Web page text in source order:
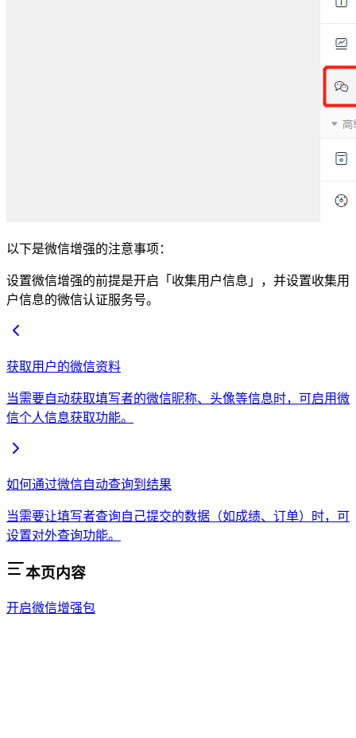
以下是微信增强的注意事项：
设置微信增强的前提是开启「收集用户信息」，并设置收集用
户信息的微信认证服务号。
获取用户的微信资料
当需要自动获取填写者的微信昵称、头像等信息时，可启用微
信个人信息获取功能。
如何通过微信自动查询到结果
当需要让填写者查询自己提交的数据（如成绩、订单）时，可
设置对外查询功能。
本页内容
开启微信增强包